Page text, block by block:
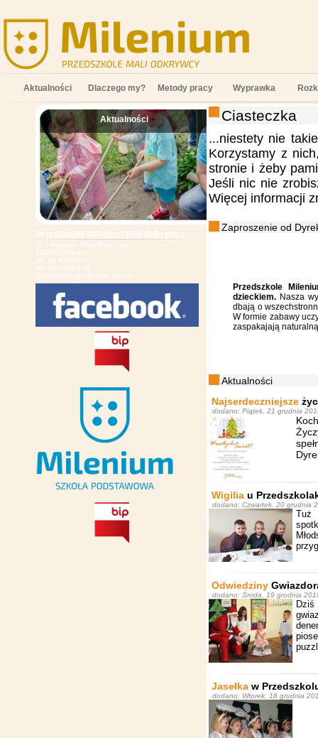
Aktualności Dlaczego my? Metody pracy Wyprawka
Aktualności
Przedszkole Milenium Mali Odkrywcy
ul. Leopolda Okulickiego 3a
62-200 Gniezno
tel: 61 4245007
tel: 690-942-977
przedszkole@milenium.edu.pl
Ciasteczka
...niestety nie
Korzystamy z
stronie i żeby
Jeśli nic nie
Więcej informacji
Zaproszenie od
Przedszkole
dzieckiem. Nasza
dbają o
W formie zabawy
zaspakajają
Aktualności
Najserdeczniejsze
dodano: Piątek, 21 grudnia
Wigilia u
dodano: Czwartek, 20 grudnia
Tuż
Odwiedziny
dodano: Środa, 19 grudnia
Jasełka w
dodano: Wtorek, 18 grudnia